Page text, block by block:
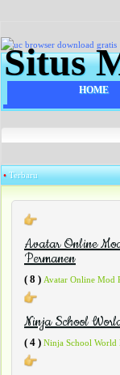
Situs
HOME
•Terbaru
Avatar Online
Permanen
( 8 ) Avatar Online Mod
Ninja School
( 4 ) Ninja School World